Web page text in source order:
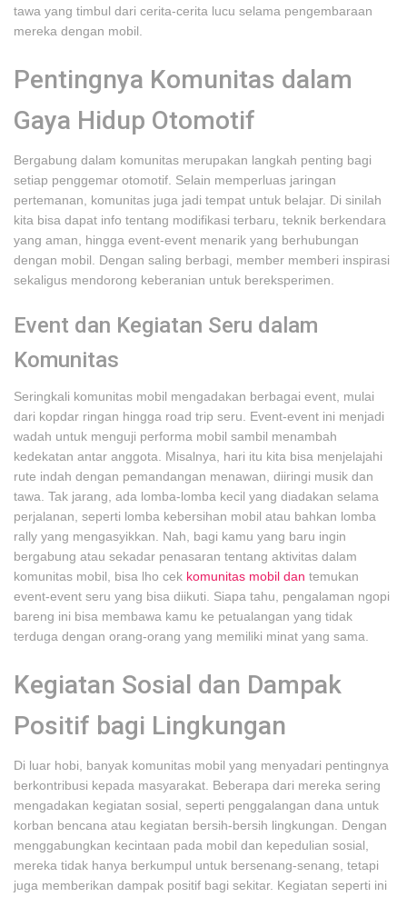
tawa yang timbul dari cerita-cerita lucu selama pengembaraan
mereka dengan mobil.
Pentingnya Komunitas dalam
Gaya Hidup Otomotif
Bergabung dalam komunitas merupakan langkah penting bagi
setiap penggemar otomotif. Selain memperluas jaringan
pertemanan, komunitas juga jadi tempat untuk belajar. Di sinilah
kita bisa dapat info tentang modifikasi terbaru, teknik berkendara
yang aman, hingga event-event menarik yang berhubungan
dengan mobil. Dengan saling berbagi, member memberi inspirasi
sekaligus mendorong keberanian untuk bereksperimen.
Event dan Kegiatan Seru dalam
Komunitas
Seringkali komunitas mobil mengadakan berbagai event, mulai
dari kopdar ringan hingga road trip seru. Event-event ini menjadi
wadah untuk menguji performa mobil sambil menambah
kedekatan antar anggota. Misalnya, hari itu kita bisa menjelajahi
rute indah dengan pemandangan menawan, diiringi musik dan
tawa. Tak jarang, ada lomba-lomba kecil yang diadakan selama
perjalanan, seperti lomba kebersihan mobil atau bahkan lomba
rally yang mengasyikkan. Nah, bagi kamu yang baru ingin
bergabung atau sekadar penasaran tentang aktivitas dalam
komunitas mobil, bisa lho cek komunitas mobil dan temukan
event-event seru yang bisa diikuti. Siapa tahu, pengalaman ngopi
bareng ini bisa membawa kamu ke petualangan yang tidak
terduga dengan orang-orang yang memiliki minat yang sama.
Kegiatan Sosial dan Dampak
Positif bagi Lingkungan
Di luar hobi, banyak komunitas mobil yang menyadari pentingnya
berkontribusi kepada masyarakat. Beberapa dari mereka sering
mengadakan kegiatan sosial, seperti penggalangan dana untuk
korban bencana atau kegiatan bersih-bersih lingkungan. Dengan
menggabungkan kecintaan pada mobil dan kepedulian sosial,
mereka tidak hanya berkumpul untuk bersenang-senang, tetapi
juga memberikan dampak positif bagi sekitar. Kegiatan seperti ini